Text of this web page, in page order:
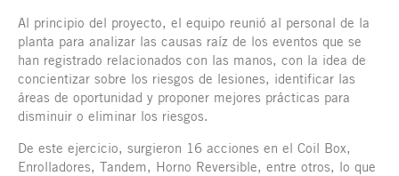
Al principio del proyecto, el equipo reunió al personal de la
planta para analizar las causas raíz de los eventos que se
han registrado relacionados con las manos, con la idea de
concientizar sobre los riesgos de lesiones, identificar las
áreas de oportunidad y proponer mejores prácticas para
disminuir o eliminar los riesgos.
De este ejercicio, surgieron 16 acciones en el Coil Box,
Enrolladores, Tandem, Horno Reversible, entre otros, lo que